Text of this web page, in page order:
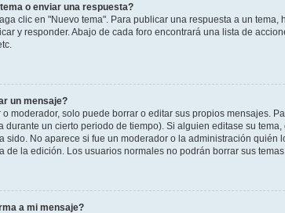
o enviar una respuesta?
clic en "Nuevo tema". Para publicar una respuesta a un
y responder. Abajo de cada foro encontrará una lista de
un mensaje?
moderador, solo puede borrar o editar sus propios mensajes.
durante un cierto periodo de tiempo). Si alguien editase su
sido. No aparece si fue un moderador o la administración quién
de la edición. Los usuarios normales no podrán borrar sus
a mi mensaje?